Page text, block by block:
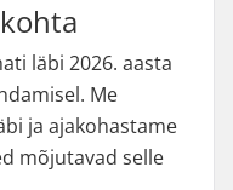
läbi 2026. aasta
Me
ja ajakohastame
mõjutavad selle